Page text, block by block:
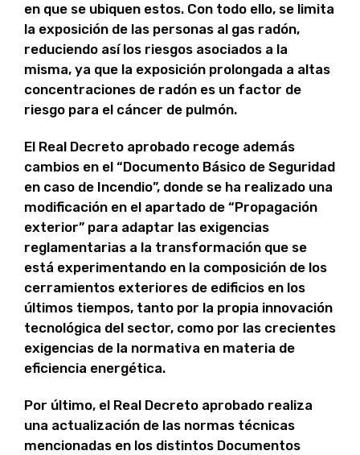
en que se ubiquen estos. Con todo ello, se limita
la exposición de las personas al gas radón,
reduciendo así los riesgos asociados a la
misma, ya que la exposición prolongada a altas
concentraciones de radón es un factor de
riesgo para el cáncer de pulmón.
El Real Decreto aprobado recoge además
cambios en el “Documento Básico de Seguridad
en caso de Incendio”, donde se ha realizado una
modificación en el apartado de “Propagación
exterior” para adaptar las exigencias
reglamentarias a la transformación que se
está experimentando en la composición de los
cerramientos exteriores de edificios en los
últimos tiempos, tanto por la propia innovación
tecnológica del sector, como por las crecientes
exigencias de la normativa en materia de
eficiencia energética.
Por último, el Real Decreto aprobado realiza
una actualización de las normas técnicas
mencionadas en los distintos Documentos